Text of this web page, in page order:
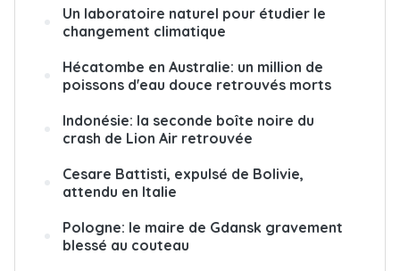
Un laboratoire naturel pour étudier le
changement climatique
Hécatombe en Australie: un million de
poissons d'eau douce retrouvés morts
Indonésie: la seconde boîte noire du
crash de Lion Air retrouvée
Cesare Battisti, expulsé de Bolivie,
attendu en Italie
Pologne: le maire de Gdansk gravement
blessé au couteau